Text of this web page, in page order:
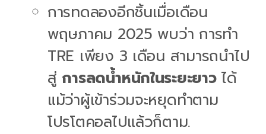
การทดลองอีกชิ้นเมื่อเดือน
พฤษภาคม 2025 พบว่า การทำ
TRE เพียง 3 เดือน สามารถนำไป
สู่ การลดน้ำหนักในระยะยาวได้
แม้ว่าผู้เข้าร่วมจะหยุดทำตาม
โปรโตคอลไปแล้วก็ตาม.